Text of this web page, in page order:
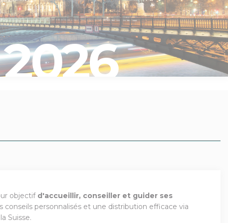
2026
objectif d'accueillir, conseiller et guider ses
conseils personnalisés et une distribution efficace via
Suisse.